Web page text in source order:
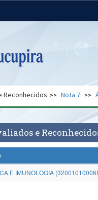
Gabinete de
Reconhecidos Nota 7
e
E IMUNOLOGIA